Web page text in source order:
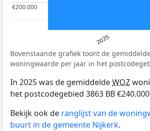
2025
€200.000
€200.000
Bovenstaande grafiek toont de
woningwaarde per jaar in het
In 2025 was de gemiddeldeWOZ
het postcodegebied 3863 BB
Bekijk ook de ranglijst van de
buurt in de gemeente Nijkerk.